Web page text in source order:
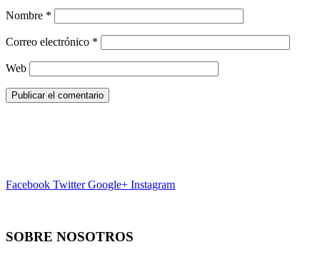
Nombre *
Correo electrónico *
Web
Facebook Twitter Google+ Instagram
SOBRE NOSOTROS